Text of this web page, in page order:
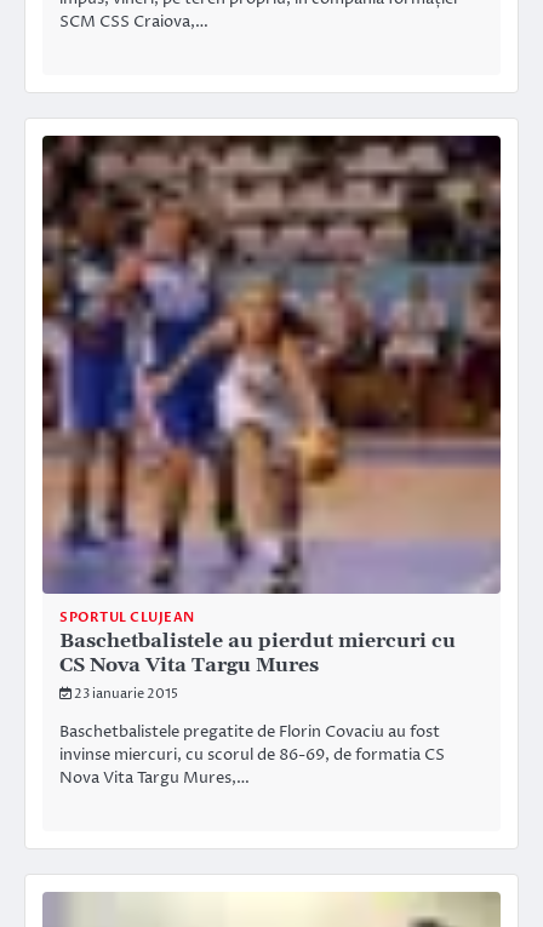
SCM CSS Craiova,…
SPORTUL CLUJEAN
Baschetbalistele au pierdut miercuri cu
CS Nova Vita Targu Mures
23 ianuarie 2015
Baschetbalistele pregatite de Florin Covaciu au fost
invinse miercuri, cu scorul de 86-69, de formatia CS
Nova Vita Targu Mures,…